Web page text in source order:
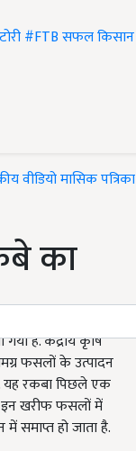
#FTBसफल किसान
वीडियोमासिक पत्रिका
का
है. केंद्रीय कृषि
फसलों के उत्पादन
यह रकबा पिछले एक
इन खरीफ फसलों में
समाप्त हो जाता है.